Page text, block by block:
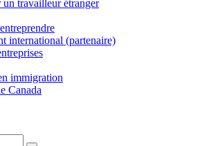
un travailleur étranger
international (partenaire)
immigration
Canada